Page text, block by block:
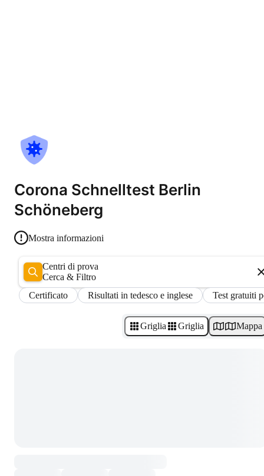
Corona Schnelltest Berlin
Schöneberg
Mostra informazioni
Centri di prova
Cerca & Filtro
Certificato
Risultati in tedesco e inglese Test gratuiti
Griglia Griglia Mappa